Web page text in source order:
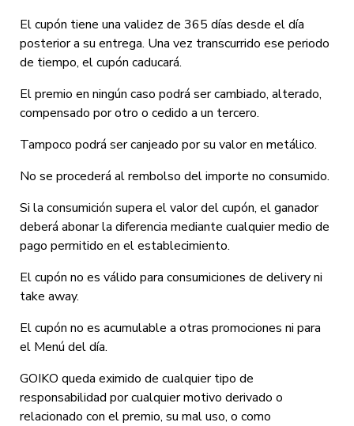
El cupón tiene una validez de 365 días desde el día
posterior a su entrega. Una vez transcurrido ese periodo
de tiempo, el cupón caducará.
El premio en ningún caso podrá ser cambiado, alterado,
compensado por otro o cedido a un tercero.
Tampoco podrá ser canjeado por su valor en metálico.
No se procederá al rembolso del importe no consumido.
Si la consumición supera el valor del cupón, el ganador
deberá abonar la diferencia mediante cualquier medio de
pago permitido en el establecimiento.
El cupón no es válido para consumiciones de delivery ni
take away.
El cupón no es acumulable a otras promociones ni para
el Menú del día.
GOIKO queda eximido de cualquier tipo de
responsabilidad por cualquier motivo derivado o
relacionado con el premio, su mal uso, o como